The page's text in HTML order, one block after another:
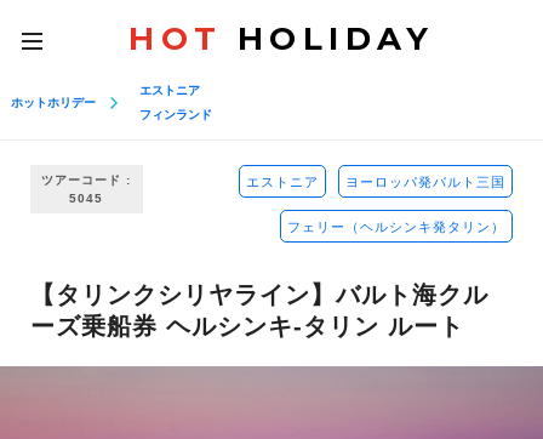
toggle
navigation
HOT HOLIDAY
ホットホリデー
エストニア
フィンランド
ツアーコード :
5045
エストニア ヨーロッパ発バルト三国
フェリー（ヘルシンキ発タリン）
【タリンクシリヤライン】バルト海クル
ーズ乗船券 ヘルシンキ-タリン ルート